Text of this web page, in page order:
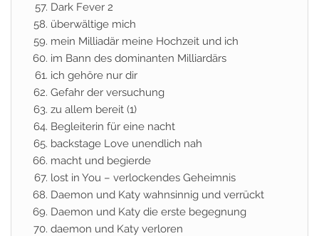
Dark Fever 2
überwältige mich
mein Milliadär meine Hochzeit und ich
im Bann des dominanten Milliardärs
ich gehöre nur dir
Gefahr der versuchung
zu allem bereit (1)
Begleiterin für eine nacht
backstage Love unendlich nah
macht und begierde
lost in You – verlockendes Geheimnis
Daemon und Katy wahnsinnig und verrückt
Daemon und Katy die erste begegnung
daemon und Katy verloren